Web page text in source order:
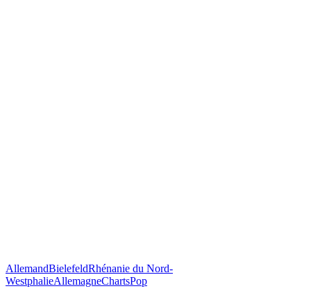
AllemandBielefeldRhénanie du Nord-
WestphalieAllemagneChartsPop